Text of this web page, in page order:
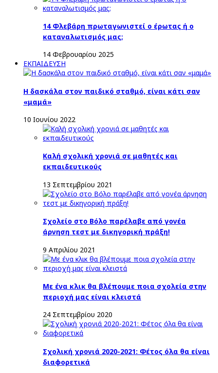
14 Φλεβάρη πρωταγωνιστεί ο έρωτας ή ο
καταναλωτισμός μας;
14 Φεβρουαρίου 2025
ΕΚΠΑΙΔΕΥΣΗ
Η δασκάλα στον παιδικό σταθμό, είναι κάτι σαν
«μαμά»
10 Ιουνίου 2022
Καλή σχολική χρονιά σε μαθητές και
εκπαιδευτικούς
13 Σεπτεμβρίου 2021
Σχολείο στο Βόλο παρέλαβε από γονέα
άρνηση τεστ με δικηγορική πράξη!
9 Απριλίου 2021
Με ένα κλικ θα βλέπουμε ποια σχολεία στην
περιοχή μας είναι κλειστά
24 Σεπτεμβρίου 2020
Σχολική χρονιά 2020-2021: Φέτος όλα θα είναι
διαφορετικά